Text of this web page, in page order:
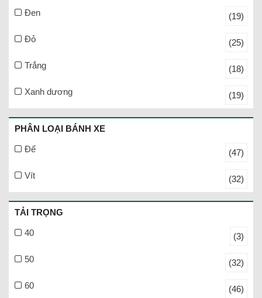
Đen (19)
Đỏ (25)
Trắng (18)
Xanh dương (19)
PHÂN LOẠI BÁNH XE
Đế (47)
Vít (32)
TẢI TRỌNG
40 (3)
50 (32)
60 (46)